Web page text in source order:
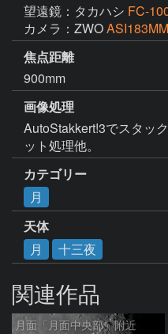
望遠鏡：タカハシ FC-
カメラ：ZWOASI183MM
焦点距離
900mm
画像処理
AutoStakkert!3でスタッ
ット処理他。
カテゴリー
月
天体
月
十三夜
関連作品
月面「月面中央部」附近